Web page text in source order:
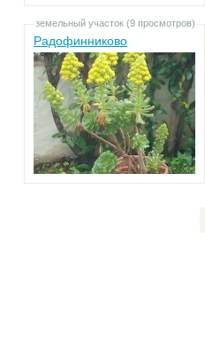
земельный участок (9 просмотров)
Радофинниково